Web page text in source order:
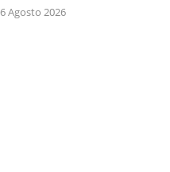
6 Agosto 2026